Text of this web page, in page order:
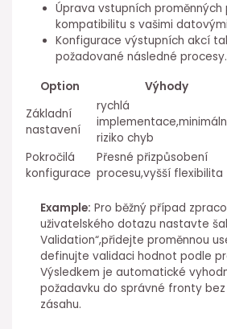
Úprava vstupních proměnných
kompatibilitu s vašimi
Konfigurace výstupních akcí
požadované následné procesy.
Option
Výhody
Základní⁣
nastavení
rychlá
riziko chyb
Pokročilá
konfigurace
Přesné přizpůsobení
procesu,vyšší flexibilita
Example: Pro běžný případ
uživatelského ⁢dotazu nastavte
Validation“,přidejte proměnnou
definujte validaci hodnot ⁣podle
Výsledkem je automatické
požadavku do správné fronty
zásahu.